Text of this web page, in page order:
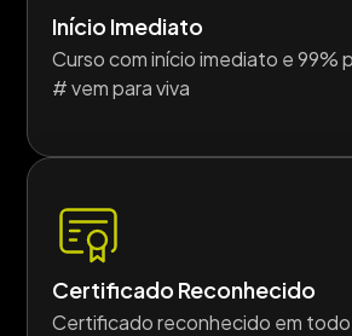
Início Imediato
Curso com início imediato e 99%
# vem para viva
Certificado Reconhecido
Certificado reconhecido em